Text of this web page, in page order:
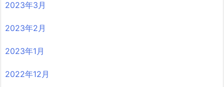
2023年3月
2023年2月
2023年1月
2022年12月